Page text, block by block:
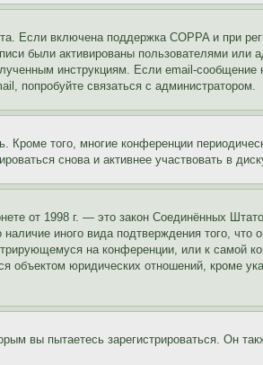
Если включена поддержка COPPA и при
были активированы пользователями
инструкциям. Если email-
попробуйте связаться с администратором.
того, многие конференции
снова и активнее участвовать в
от 1998 г. — это закон Соединённых
иного вида подтверждения того,
на конференции, или к самой
объектом юридических отношений, кроме
вы пытаетесь зарегистрироваться. Он